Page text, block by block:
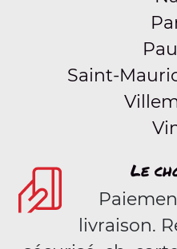
Saint-
Le
livraison.